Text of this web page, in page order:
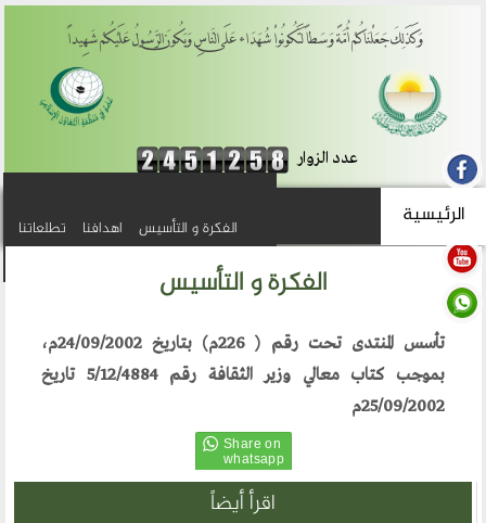
وَكَذَلِكَ جَعَلْنَاكُمْ أُمَّةً وَسَطاً لِّتَكُونُواْ شُهَدَاء عَلَى النَّاسِ وَيَكُونَ الرَّسُولُ عَلَيْكُمْ شَهِيداً
عدد الزوار
الرئيسية
من نحن
المنتدى العالمي للوسطية
أهداف المنتدى
الفكرة والتأسيس
تطلعاتنا
منتدى الوسطية للفكر و الثقافة
الفكرة و التأسيس اهدافنا
تطلعاتنا
الهيئة الادارية
الفروع
الرئيسية
الفكرة و التأسيس
تأسس المنتدى تحت رقم ( 226م) بتاريخ 24/09/2002م،
بموجب كتاب معالي وزير الثقافة رقم 5/12/4884 تاريخ
25/09/2002م
اقرأ أيضاً